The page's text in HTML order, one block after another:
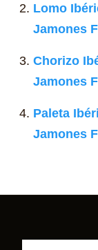
Lomo
Jamones
Chorizo
Jamones
Paleta
Jamones